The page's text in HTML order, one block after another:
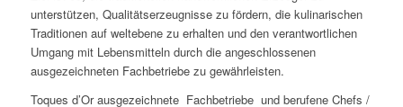
unterstützen, Qualitätserzeugnisse zu fördern, die kulinarischen
Traditionen auf weltebene zu erhalten und den verantwortlichen
Umgang mit Lebensmitteln durch die angeschlossenen
ausgezeichneten Fachbetriebe zu gewährleisten.
Toques d’Or ausgezeichnete Fachbetriebe und berufene Chefs /